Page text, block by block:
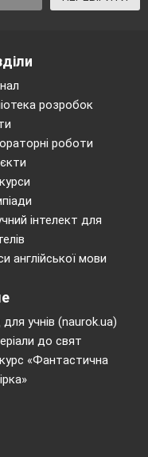
розробок
роботи
інтелект для
англійської мови
для учнів (naurok.ua)
до свят
«Фантастична